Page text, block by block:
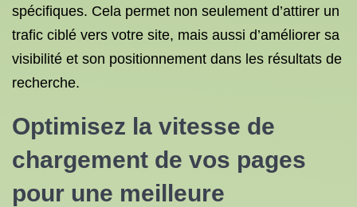
spécifiques. Cela permet non seulement d’attirer un
trafic ciblé vers votre site, mais aussi d’améliorer sa
visibilité et son positionnement dans les résultats de
recherche.
Optimisez la vitesse de
chargement de vos pages
pour une meilleure